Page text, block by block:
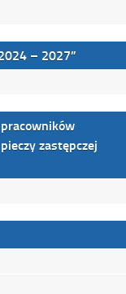
– 2027”
zastępczej